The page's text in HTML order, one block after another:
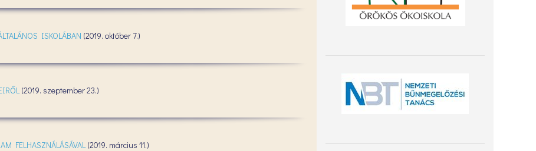
ISKOLÁBAN (2019. október 7.)
(2019. szeptember 23.)
FELHASZNÁLÁSÁVAL(2019. március 11.)